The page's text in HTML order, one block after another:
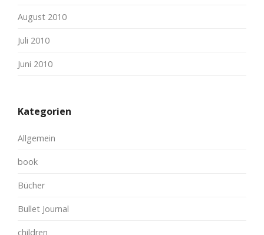
August 2010
Juli 2010
Juni 2010
Kategorien
Allgemein
book
Bücher
Bullet Journal
children